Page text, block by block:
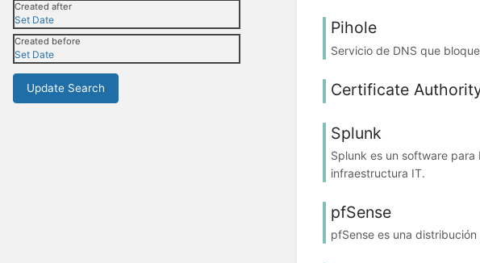
Created after
Set Date
Created before
Set Date
Update Search
Pihole
Servicio de DNS que
Certificate
Splunk
Splunk es un software
infraestructura IT.
pfSense
pfSense​ es una